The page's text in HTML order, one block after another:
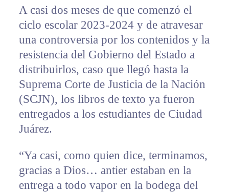
A casi dos meses de que comenzó el
ciclo escolar 2023-2024 y de atravesar
una controversia por los contenidos y la
resistencia del Gobierno del Estado a
distribuirlos, caso que llegó hasta la
Suprema Corte de Justicia de la Nación
(SCJN), los libros de texto ya fueron
entregados a los estudiantes de Ciudad
Juárez.
“Ya casi, como quien dice, terminamos,
gracias a Dios… antier estaban en la
entrega a todo vapor en la bodega del